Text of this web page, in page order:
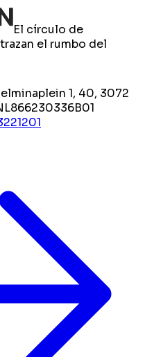
El círculo de
el rumbo del
1, 40, 3072